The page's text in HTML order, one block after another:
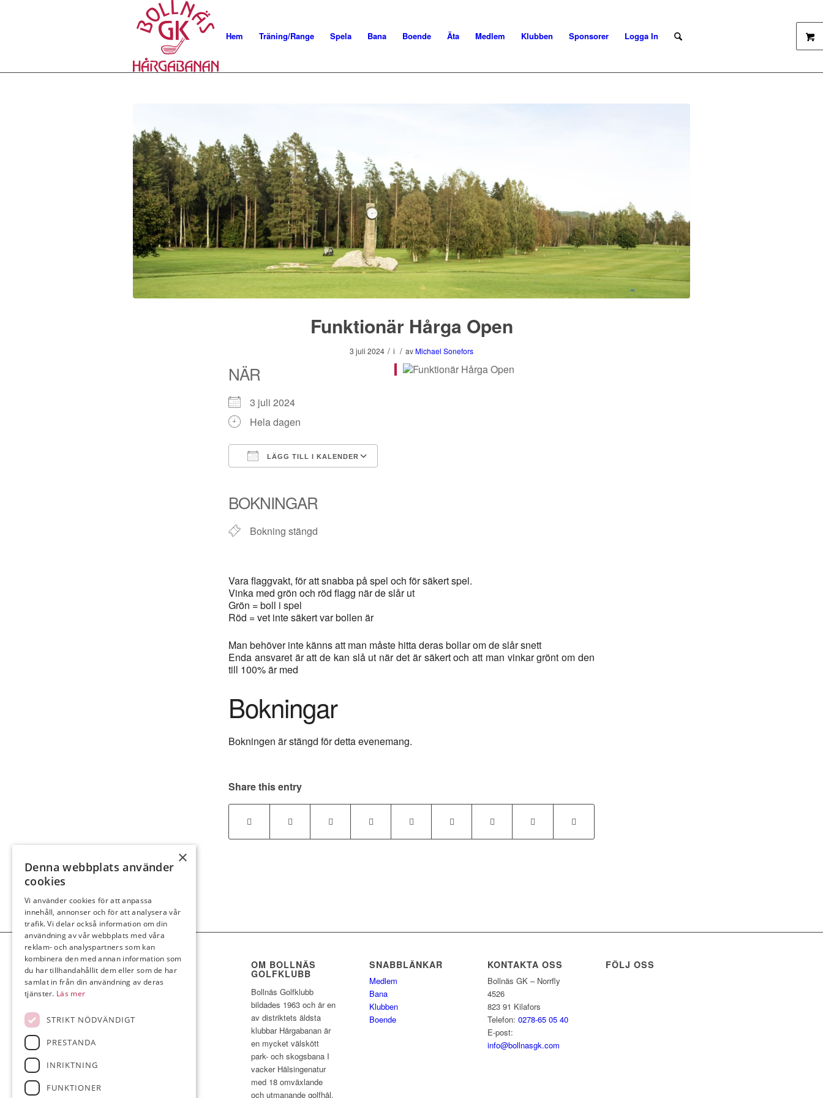
Hem Träning/Range Spela Bana Boende Äta Medlem Klubben Sponsorer Logga In
Funktionär Hårga Open
3 juli 2024 / i / av Michael Sonefors
NÄR
3 juli 2024
Hela dagen
LÄGG TILL I KALENDER
BOKNINGAR
Bokning stängd
Vara flaggvakt, för att snabba på spel och för säkert spel.
Vinka med grön och röd flagg när de slår ut
Grön = boll i spel
Röd = vet inte säkert var bollen är
Man behöver inte känns att man måste hitta deras bollar om de slår snett
Enda ansvaret är att de kan slå ut när det är säkert och att man vinkar grönt om den
till 100% är med
Bokningar
Bokningen är stängd för detta evenemang.
Share this entry
OM BOLLNÄS
GOLFKLUBB
Bollnäs Golfklubb
bildades 1963 och är en
av distriktets äldsta
klubbar Hårgabanan är
en mycket välskött
park- och skogsbana I
vacker Hälsingenatur
med 18 omväxlande
och utmanande golfhål.
SNABBLÄNKAR
Medlem
Bana
Klubben
Boende
KONTAKTA OSS
Bollnäs GK – Norrfly
4526
823 91 Kilafors
Telefon: 0278-65 05 40
E-post:
info@bollnasgk.com
FÖLJ OSS
×
Denna webbplats använder
cookies
Vi använder cookies för att anpassa
innehåll, annonser och för att analysera vår
trafik. Vi delar också information om din
användning av vår webbplats med våra
reklam- och analyspartners som kan
kombinera den med annan information som
du har tillhandahållit dem eller som de har
samlat in från din användning av deras
tjänster. Läs mer
STRIKT NÖDVÄNDIGT
PRESTANDA
INRIKTNING
FUNKTIONER